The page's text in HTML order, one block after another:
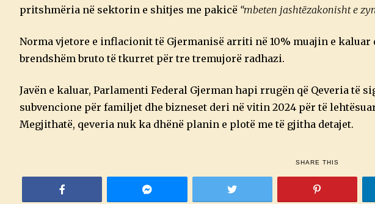
pritshmëria në sektorin e shitjes me pakicë “mbeten jashtëzakonisht e
Norma vjetore e inflacionit të Gjermanisë arriti në 10% muajin e
brendshëm bruto të tkurret për tre tremujorë radhazi.
Javën e kaluar, Parlamenti Federal Gjerman hapi rrugën që Qeveria të
subvencione për familjet dhe bizneset deri në vitin 2024 për të
Megjithatë, qeveria nuk ka dhënë planin e plotë me të gjitha detajet.
SHARE THIS